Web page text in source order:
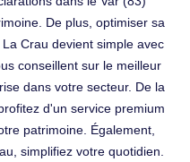
De plus, optimiser sa
Crau devient simple avec
conseillent sur le meilleur
dans votre secteur. De la
d'un service premium
patrimoine. Également,
simplifiez votre quotidien.